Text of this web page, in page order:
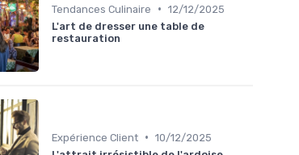
Tendances Culinaire • 12/12/2025
L'art de dresser une table de
restauration
Expérience Client • 10/12/2025